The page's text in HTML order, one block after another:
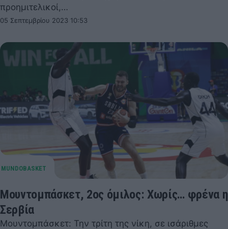
προημιτελικοί,…
05 Σεπτεμβρίου 2023 10:53
Μουντομπάσκετ, 2ος όμιλος: Χωρίς… φρένα η
Σερβία
Μουντομπάσκετ: Την τρίτη της νίκη, σε ισάριθμες